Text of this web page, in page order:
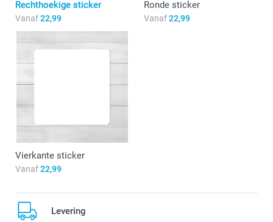
Rechthoekige sticker
Vanaf22,99
Ronde sticker
Vanaf22,99
Vierkante sticker
Vanaf22,99
Levering